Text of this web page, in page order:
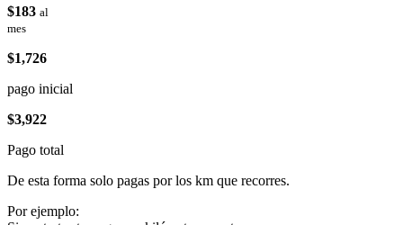
$183 al
mes
$1,726
pago inicial
$3,922
Pago total
De esta forma solo pagas por los km que recorres.
Por ejemplo: